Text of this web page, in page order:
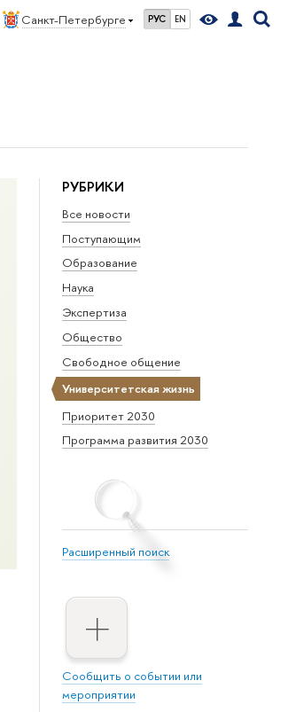
Санкт-Петербурге РУС EN
РУБРИКИ
Все новости
Поступающим
Образование
Наука
Экспертиза
Общество
Свободное общение
Университетская жизнь
Приоритет 2030
Программа развития 2030
Расширенный поиск
Сообщить о событии или
мероприятии